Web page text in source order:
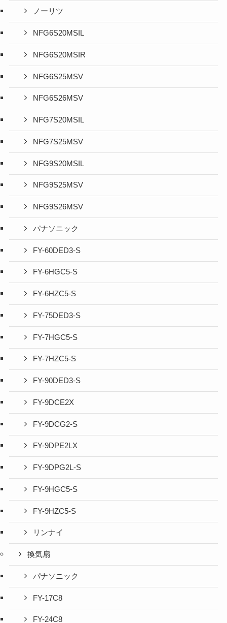
ノーリツ
NFG6S20MSIL
NFG6S20MSIR
NFG6S25MSV
NFG6S26MSV
NFG7S20MSIL
NFG7S25MSV
NFG9S20MSIL
NFG9S25MSV
NFG9S26MSV
パナソニック
FY-60DED3-S
FY-6HGC5-S
FY-6HZC5-S
FY-75DED3-S
FY-7HGC5-S
FY-7HZC5-S
FY-90DED3-S
FY-9DCE2X
FY-9DCG2-S
FY-9DPE2LX
FY-9DPG2L-S
FY-9HGC5-S
FY-9HZC5-S
リンナイ
換気扇
パナソニック
FY-17C8
FY-24C8